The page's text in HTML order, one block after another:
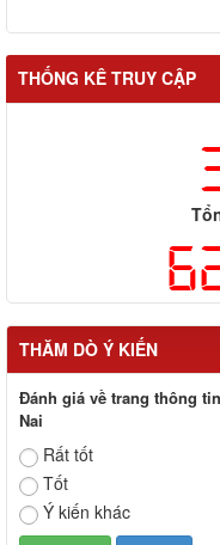
THỐNG KÊ TRUY CẬP
THĂM DÒ Ý KIẾN
Đánh giá về trang thông
Nai
Rất tốt
Tốt
Ý kiến khác